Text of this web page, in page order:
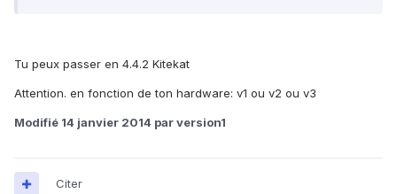
Tu peux passer en 4.4.2 Kitekat
Attention. en fonction de ton hardware: v1 ou v2 ou v3
Modifié 14 janvier 2014 par version1
Citer